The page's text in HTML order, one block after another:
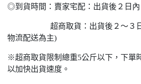
◎到貨時間：賣家宅配：出貨
超商取貨：出貨後２～３日(
物流配送為主)
※超商取貨限制總重5公斤以下，下單
以加快出貨速度。